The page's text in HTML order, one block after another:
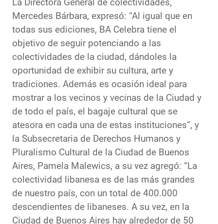
La Directora General de colectividades,
Mercedes Bárbara, expresó: “Al igual que en
todas sus ediciones, BA Celebra tiene el
objetivo de seguir potenciando a las
colectividades de la ciudad, dándoles la
oportunidad de exhibir su cultura, arte y
tradiciones. Además es ocasión ideal para
mostrar a los vecinos y vecinas de la Ciudad y
de todo el país, el bagaje cultural que se
atesora en cada una de estas instituciones”, y
la Subsecretaria de Derechos Humanos y
Pluralismo Cultural de la Ciudad de Buenos
Aires, Pamela Malewics, a su vez agregó: “La
colectividad libanesa es de las más grandes
de nuestro país, con un total de 400.000
descendientes de libaneses. A su vez, en la
Ciudad de Buenos Aires hay alrededor de 50